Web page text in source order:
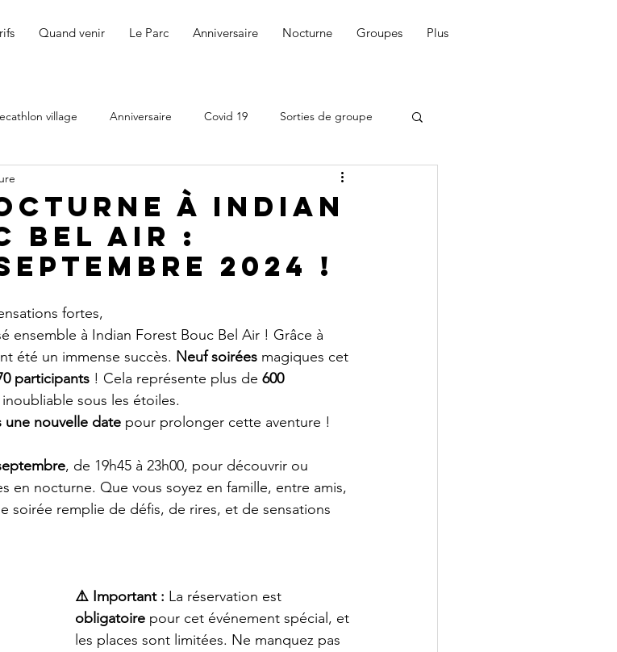
Quand venir Le Parc Anniversaire Nocturne Groupes Plus
village Anniversaire Covid 19 Sorties de groupe
à Indian
Bel Air :
2024 !
fortes,
ensemble à Indian Forest Bouc Bel Air ! Grâce à
été un immense succès. Neuf soirées magiques cet
participants ! Cela représente plus de 600
sous les étoiles.
une nouvelle date pour prolonger cette aventure !
, de 19h45 à 23h00, pour découvrir ou
en nocturne. Que vous soyez en famille, entre amis,
soirée remplie de défis, de rires, et de sensations
⚠️ Important : La réservation est
obligatoire pour cet événement spécial, et
les places sont limitées. Ne manquez pas